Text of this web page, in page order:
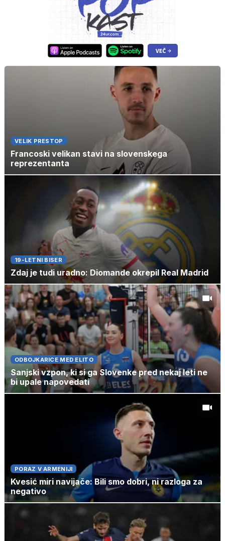
VELIK PRESTOP
Francoski velikan stavi na slovenskega
reprezentanta
19-LETNI BISER
Zdaj je tudi uradno: Diomande okrepil Real Madrid
ODBOJKARICE MED ELITO
Sanjski vzpon, ki si ga Slovenke pred nekaj leti ne
bi upale napovedati
PORAZ V ARMENIJI
Kvesić miri navijače: Bili smo dobri, ni razloga za
negativo